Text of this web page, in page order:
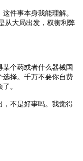
件事本身我能理解。
从大局出发，权衡利弊
个药或者什么器械国
选择。千万不要你自费
。
，不是好事吗。我觉得